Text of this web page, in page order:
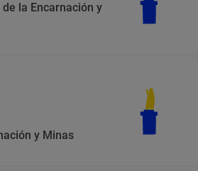
la Encarnación y
y Minas